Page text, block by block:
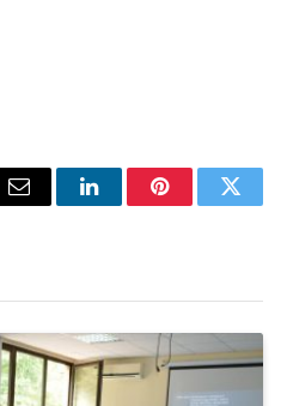
Email LinkedInPinterest